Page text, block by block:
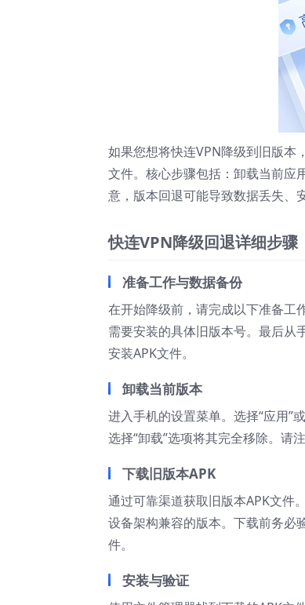
如果您想将快连VPN降级到旧版本
文件。核心步骤包括：卸载当前应
意，版本回退可能导致数据丢失、
快连VPN降级回退详细步骤
准备工作与数据备份
在开始降级前，请完成以下准备工
需要安装的具体旧版本号。最后从
安装APK文件。
卸载当前版本
进入手机的设置菜单。选择“应用”
选择“卸载”选项将其完全移除。请
下载旧版本APK
通过可靠渠道获取旧版本APK文件
设备架构兼容的版本。下载前务必
件。
安装与验证